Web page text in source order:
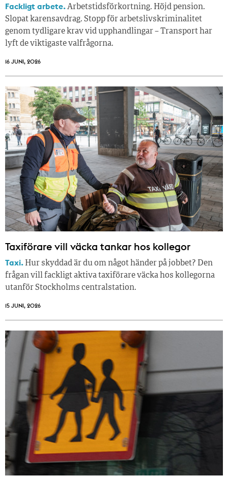
Fackligt arbete.Arbetstidsförkortning. Höjd pension.
Slopat karensavdrag. Stopp för arbetslivskriminalitet
genom tydligare krav vid upphandlingar – Transport har
lyft de viktigaste valfrågorna.
16 JUNI, 2026
Taxiförare vill väcka tankar hos kollegor
Taxi. Hur skyddad är du om något händer på jobbet? Den
frågan vill fackligt aktiva taxiförare väcka hos kollegorna
utanför Stockholms centralstation.
15 JUNI, 2026